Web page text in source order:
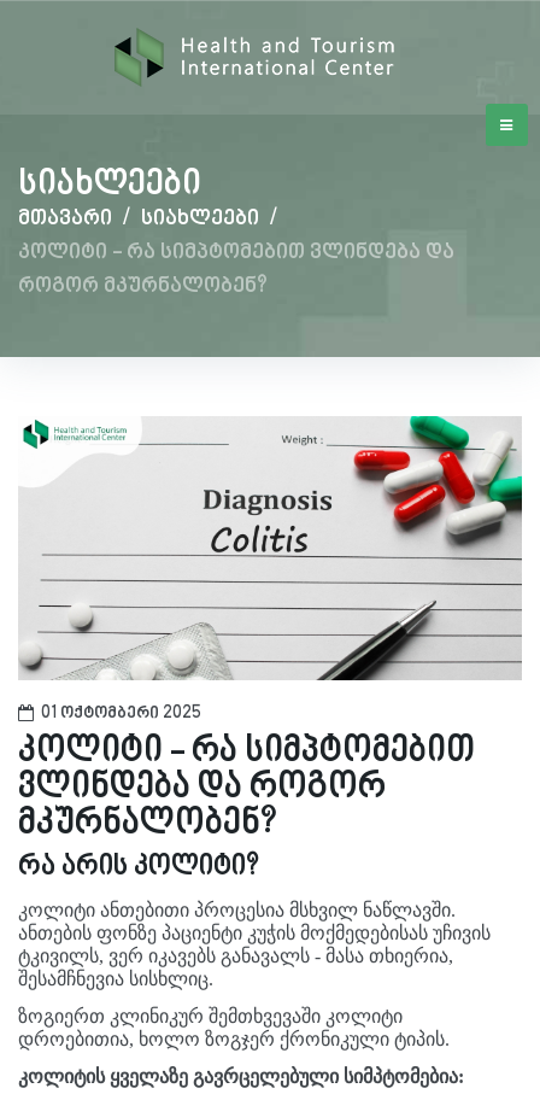
სიახლეები
მთავარი / სიახლეები /
კოლიტი - რა სიმპტომებით ვლინდება და
როგორ მკურნალობენ?
01 ოქტომბერი 2025
კოლიტი - რა სიმპტომებით
ვლინდება და როგორ
მკურნალობენ?
რა არის კოლიტი?
კოლიტი ანთებითი პროცესია მსხვილ ნაწლავში.
ანთების ფონზე პაციენტი კუჭის მოქმედებისას უჩივის
ტკივილს, ვერ იკავებს განავალს - მასა თხიერია,
შესამჩნევია სისხლიც.
ზოგიერთ კლინიკურ შემთხვევაში კოლიტი
დროებითია, ხოლო ზოგჯერ ქრონიკული ტიპის.
კოლიტის ყველაზე გავრცელებული სიმპტომებია: